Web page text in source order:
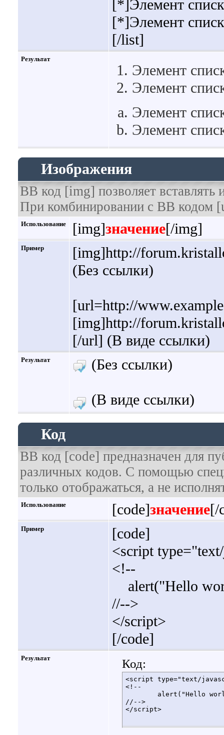
[*]Элемент
[*]Элемент
[/list]
Результат
Элемент
Элемент
Элемент
Элемент
Изображения
BB код [img] позволяет
При комбинировании с BB кодом
Использование [img]значение[/img]
Пример
[img]http://
(Без ссылки)
[url=http://
[img]http://
[/url] (В виде ссылки)
Результат (Без ссылки)
(В виде ссылки)
Код
BB код [code] предназначен для
различных кодов. С помощью
только отображаться, а не
Использование [code]значение[/
Пример
[code]
<script
<!--
alert("Hello
//-->
</script>
[/code]
Результат Код:
<script type="text/
<!--
//-->
</script>